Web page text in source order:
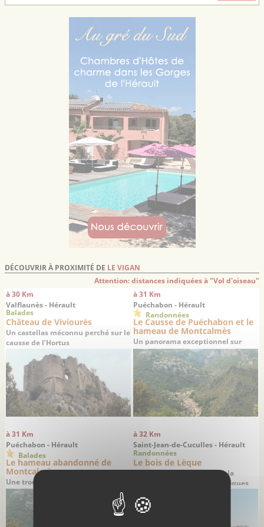
DÉCOUVRIR À PROXIMITÉ DE LE VIGAN
Attention: distances indiquées à "Vol d'oiseau"
à 30 Km
Valflaunès - Hérault
Balades
Château de Viviourès
Un castellas méconnu perché sur le
causse de l’Hortus
à 31 Km
Puéchabon - Hérault
Randonnées
Le Causse de Puéchabon et le
hameau de Montcalmès
Un panorama exceptionnel sur
Saint-Guilhem-le-Désert
à 31 Km
Puéchabon - Hérault
Balades
Le hameau abandonné de
Montcalmès
Une troublante remontée dans le
temps
à 32 Km
Saint-Jean-de-Cuculles - Hérault
Randonnées
Le bois de Lèque
Une agréable randonnée à la
découverte de deux magnifiques